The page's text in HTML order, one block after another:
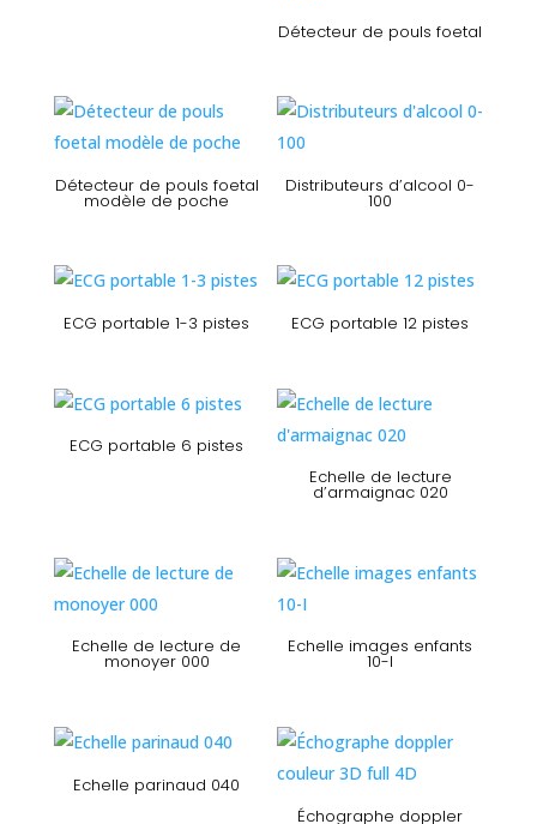
Détecteur de pouls foetal
Détecteur de pouls foetal
modèle de poche
Distributeurs d’alcool 0-
100
ECG portable 1-3 pistes ECG portable 12 pistes
ECG portable 6 pistes
Echelle de lecture
d’armaignac 020
Echelle de lecture de
monoyer 000
Echelle images enfants
10-I
Echelle parinaud 040
Échographe doppler